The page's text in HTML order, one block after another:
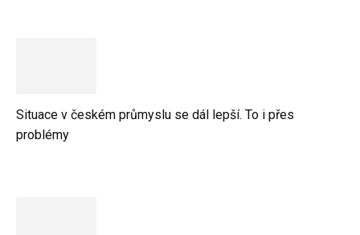
Situace v českém průmyslu se dál lepší. To i přes
problémy